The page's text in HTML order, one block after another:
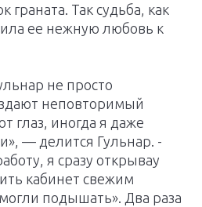
граната. Так судьба, как
ее нежную любовь к
не просто
неповторимый
глаз, иногда я даже
— делится Гульнар. -
я сразу открывау
кабинет свежим
подышать». Два раза